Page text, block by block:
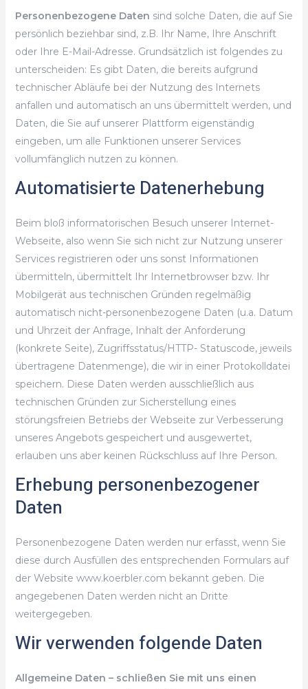
Personenbezogene Daten sind solche Daten, die auf Sie
persönlich beziehbar sind, z.B. Ihr Name, Ihre Anschrift
oder Ihre E-Mail-Adresse. Grundsätzlich ist folgendes zu
unterscheiden: Es gibt Daten, die bereits aufgrund
technischer Abläufe bei der Nutzung des Internets
anfallen und automatisch an uns übermittelt werden, und
Daten, die Sie auf unserer Plattform eigenständig
eingeben, um alle Funktionen unserer Services
vollumfänglich nutzen zu können.
Automatisierte Datenerhebung
Beim bloß informatorischen Besuch unserer Internet-
Webseite, also wenn Sie sich nicht zur Nutzung unserer
Services registrieren oder uns sonst Informationen
übermitteln, übermittelt Ihr Internetbrowser bzw. Ihr
Mobilgerät aus technischen Gründen regelmäßig
automatisch nicht-personenbezogene Daten (u.a. Datum
und Uhrzeit der Anfrage, Inhalt der Anforderung
(konkrete Seite), Zugriffsstatus/HTTP- Statuscode, jeweils
übertragene Datenmenge), die wir in einer Protokolldatei
speichern. Diese Daten werden ausschließlich aus
technischen Gründen zur Sicherstellung eines
störungsfreien Betriebs der Webseite zur Verbesserung
unseres Angebots gespeichert und ausgewertet,
erlauben uns aber keinen Rückschluss auf Ihre Person.
Erhebung personenbezogener
Daten
Personenbezogene Daten werden nur erfasst, wenn Sie
diese durch Ausfüllen des entsprechenden Formulars auf
der Website www.koerbler.com bekannt geben. Die
angegebenen Daten werden nicht an Dritte
weitergegeben.
Wir verwenden folgende Daten
Allgemeine Daten – schließen Sie mit uns einen